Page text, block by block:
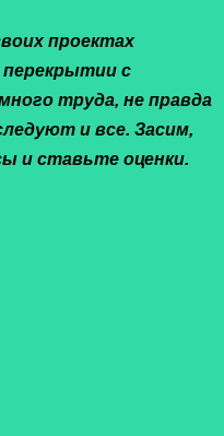
проектах
перекрытии с
труда, не правда
и все. Засим,
и ставьте оценки.